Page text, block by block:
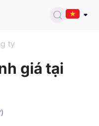
ty
giá tại